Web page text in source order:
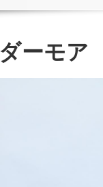
ーモ